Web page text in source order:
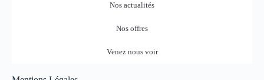
Nos actualités
Nos offres
Venez nous voir